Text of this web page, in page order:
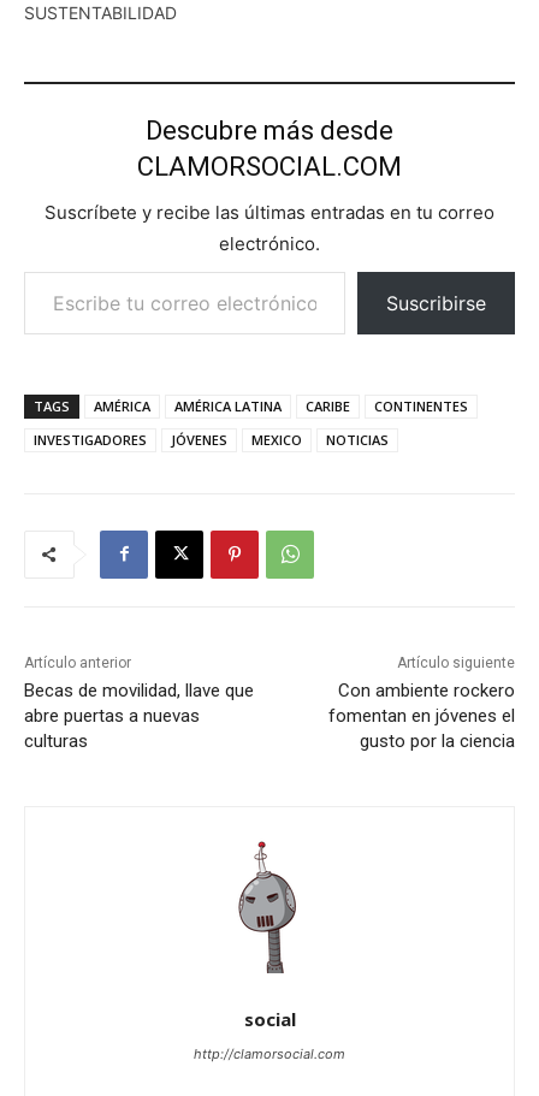
SUSTENTABILIDAD
Descubre más desde
CLAMORSOCIAL.COM
Suscríbete y recibe las últimas entradas en tu correo
electrónico.
Escribe tu correo electrónico…
Suscribirse
TAGS AMÉRICA AMÉRICA LATINA CARIBE
CONTINENTES
INVESTIGADORES
JÓVENES MEXICO NOTICIAS
Artículo anterior
Becas de movilidad, llave que
abre puertas a nuevas
culturas
Artículo siguiente
Con ambiente rockero
fomentan en jóvenes el
gusto por la ciencia
social
http://clamorsocial.com